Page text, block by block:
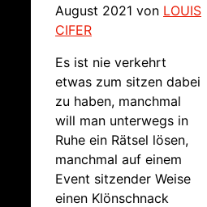
August 2021 von LOUIS
CIFER
Es ist nie verkehrt
etwas zum sitzen dabei
zu haben, manchmal
will man unterwegs in
Ruhe ein Rätsel lösen,
manchmal auf einem
Event sitzender Weise
einen Klönschnack